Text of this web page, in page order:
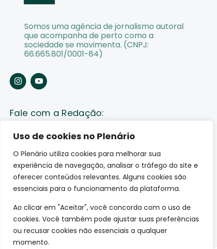
Uso de cookies no Plenário
O Plenário utiliza cookies para melhorar sua
experiência de navegação, analisar o tráfego do site e
oferecer conteúdos relevantes. Alguns cookies são
essenciais para o funcionamento da plataforma.
Ao clicar em "Aceitar", você concorda com o uso de
cookies. Você também pode ajustar suas preferências
ou recusar cookies não essenciais a qualquer
momento.
Somos uma agência de jornalismo autoral
que acompanha de perto como a
sociedade se movimenta. (CNPJ:
66.665.801/0001-84)
Fale com a Redação:
Enviar pauta
Fale conosco
Av. Lauro Sodré, 1259. Olaria – Porto Velho (RO)
CEP: 76801-289